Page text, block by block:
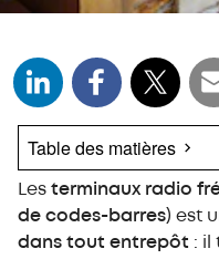
Table des matières
Qu’est-ce qu’un
Quelles opérations
l’aide d’un lecteur
Les terminaux radio
de codes-barres) est
dans tout entrepôt : il